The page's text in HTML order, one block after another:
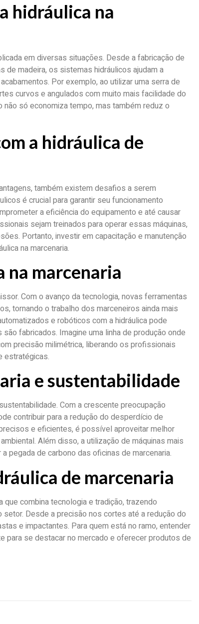
hidráulica na
em diversas situações. Desde a fabricação de
madeira, os sistemas hidráulicos ajudam a
Por exemplo, ao utilizar uma serra de
curvos e angulados com muito mais facilidade do
só economiza tempo, mas também reduz o
a hidráulica de
também existem desafios a serem
é crucial para garantir seu funcionamento
a eficiência do equipamento e até causar
sejam treinados para operar essas máquinas,
Portanto, investir em capacitação e manutenção
na marcenaria.
na marcenaria
Com o avanço da tecnologia, novas ferramentas
tornando o trabalho dos marceneiros ainda mais
e robóticos com a hidráulica pode
fabricados. Imagine uma linha de produção onde
precisão milimétrica, liberando os profissionais
estratégicas.
e sustentabilidade
Com a crescente preocupação
contribuir para a redução do desperdício de
e eficientes, é possível aproveitar melhor
Além disso, a utilização de máquinas mais
pegada de carbono das oficinas de marcenaria.
de marcenaria
que combina tecnologia e tradição, trazendo
Desde a precisão nos cortes até a redução do
e impactantes. Para quem está no ramo, entender
para se destacar no mercado e oferecer produtos de